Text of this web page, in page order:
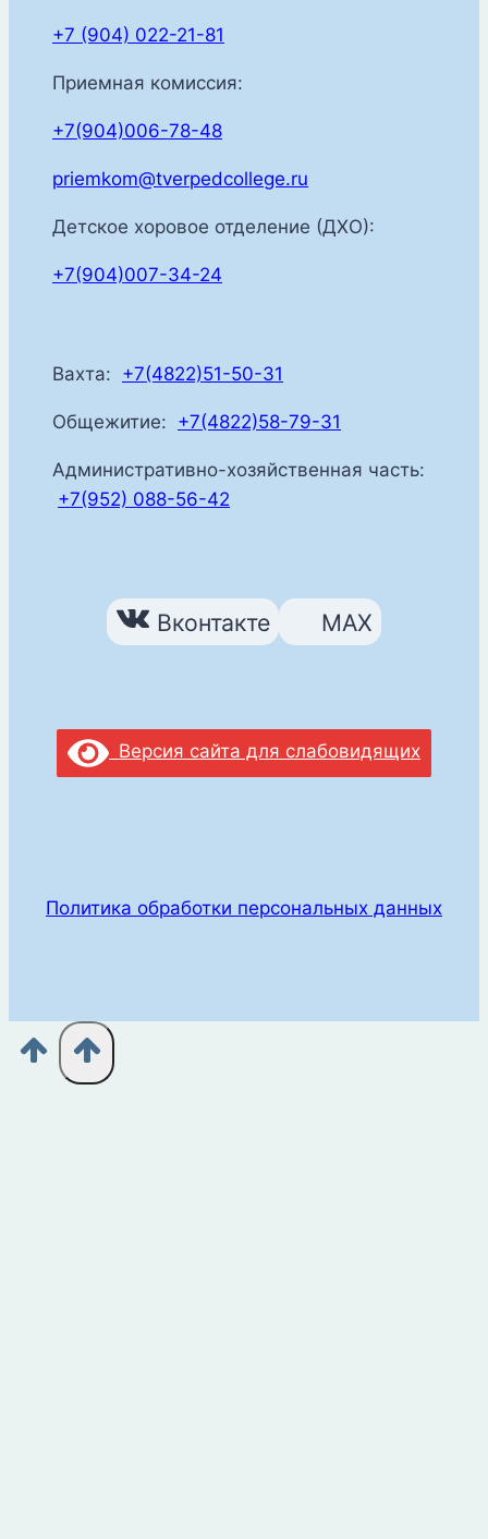
+7 (904) 022-21-81
Приемная комиссия:
+7(904)006-78-48
priemkom@tverpedcollege.ru
Детское хоровое отделение (ДХО):
+7(904)007-34-24
Вахта: +7(4822)51-50-31
Общежитие: +7(4822)58-79-31
Административно-хозяйственная часть:
+7(952) 088-56-42
Вконтакте MAX
Версия сайта для слабовидящих
Политика обработки персональных данных